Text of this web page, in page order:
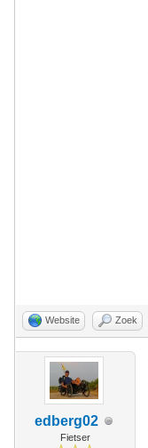
Website Zoek
edberg02
Fietser